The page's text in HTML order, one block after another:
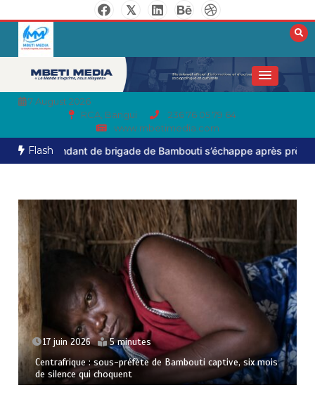
7 August 2026
RCA, Bangui
236 76 05 79 64
www.mbetimedia.com
Flash
de brigade de Bambouti s’échappe après près de huit
17 juin 2026 5 minutes
Centrafrique : sous-préfète de Bambouti captive, six mois
de silence qui choquent